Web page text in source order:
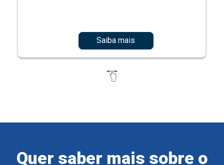
Saiba mais
Quer saber mais sobre o